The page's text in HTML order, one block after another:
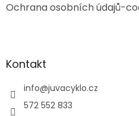
Ochrana osobních údajů-
Kontakt
info@juvacyklo.cz
572 552 833